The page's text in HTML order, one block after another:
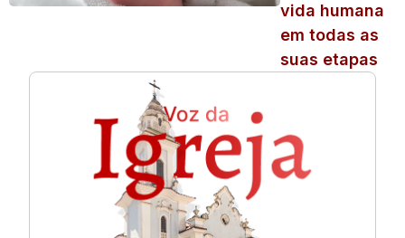
vida humana
em todas as
suas etapas